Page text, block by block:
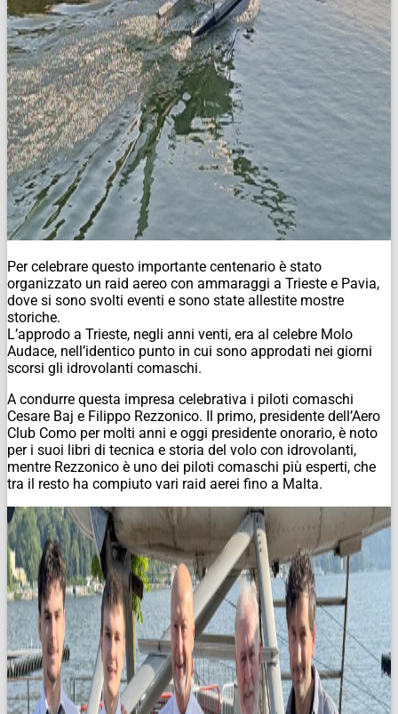
Per celebrare questo importante centenario è stato
organizzato un raid aereo con ammaraggi a Trieste e Pavia,
dove si sono svolti eventi e sono state allestite mostre
storiche.
L’approdo a Trieste, negli anni venti, era al celebre Molo
Audace, nell’identico punto in cui sono approdati nei giorni
scorsi gli idrovolanti comaschi.
A condurre questa impresa celebrativa i piloti comaschi
Cesare Baj e Filippo Rezzonico. Il primo, presidente dell’Aero
Club Como per molti anni e oggi presidente onorario, è noto
per i suoi libri di tecnica e storia del volo con idrovolanti,
mentre Rezzonico è uno dei piloti comaschi più esperti, che
tra il resto ha compiuto vari raid aerei fino a Malta.